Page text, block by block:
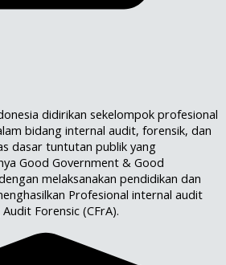
didirikan sekelompok profesional
bidang internal audit, forensik, dan
dasar tuntutan publik yang
Good Government & Good
melaksanakan pendidikan dan
Profesional internal audit
Forensic (CFrA).